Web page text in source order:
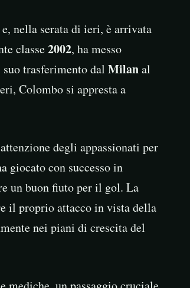
nella serata di ieri, è arrivata
classe2002, ha messo
trasferimento dal Milanal
Colombo si appresta a
degli appassionati per
giocato con successo in
un buon fiuto per il gol. La
il proprio attacco in vista della
nei piani di crescita del